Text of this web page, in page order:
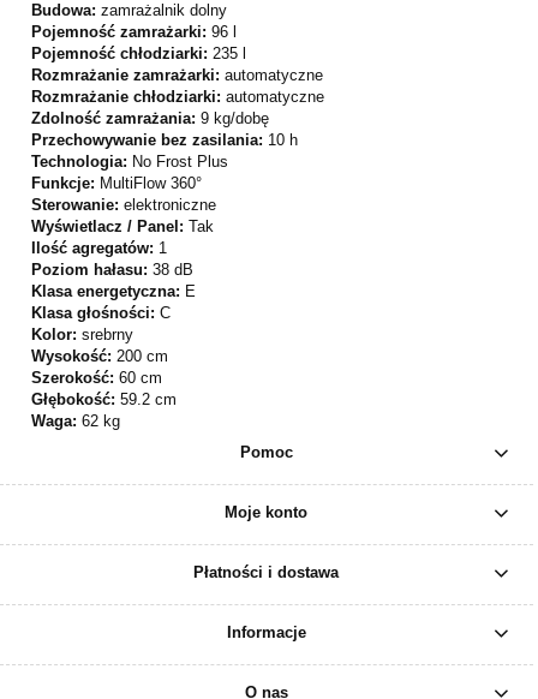
Budowa: zamrażalnik dolny
Pojemność zamrażarki: 96 l
Pojemność chłodziarki: 235 l
Rozmrażanie zamrażarki: automatyczne
Rozmrażanie chłodziarki: automatyczne
Zdolność zamrażania: 9 kg/dobę
Przechowywanie bez zasilania: 10 h
Technologia: No Frost Plus
Funkcje: MultiFlow 360°
Sterowanie: elektroniczne
Wyświetlacz / Panel: Tak
Ilość agregatów: 1
Poziom hałasu: 38 dB
Klasa energetyczna: E
Klasa głośności: C
Kolor: srebrny
Wysokość: 200 cm
Szerokość: 60 cm
Głębokość: 59.2 cm
Waga: 62 kg
Pomoc
Moje konto
Płatności i dostawa
Informacje
O nas